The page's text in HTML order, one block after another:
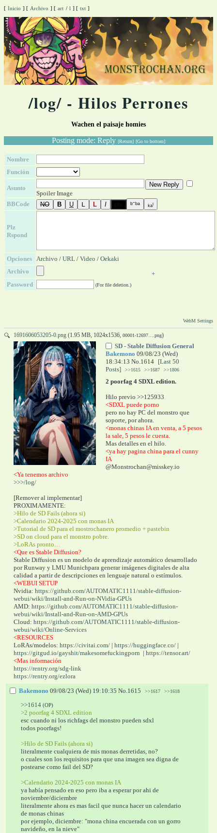
[ Inicio ] [ Archivo ] [ art / l ] [ txt ]
/log/ - Hilos Perrones
Wachen el paisaje homies
Posting mode: Reply [Return] [Go to bottom]
Nombre
Función
Asunto
Spoiler Image
BBCode
Plz
Rspond
Opciones Archivo / URL / Video / Oekaki
Archivo
+
Password
(For file deletion.)
WebM Settings
🔍 1691606053205-0.png (1.95 MB, 1024x1536, 00001-12697….png)
SD - Stable Diffusion General
Bakemono 09/08/23 (Wed)
18:34:13 No. 1614 [Last 50
Posts]
>>1615 >>1687 >>1806
2 poorfag 4 SDXL edition.
Hilo previo >>125933
<SDXL puede porno
pero no hay PC del monstro que
soporte, por ahora.
<monas chinas IA en venta, a 5 pesos
la sale, 5 pesos le cuesta.
Mas detalles en el hilo.
<ya hay pagina china para el cunny
IA
@Monstrochan@misskey.io
<Ya tenemos archivo
>>>/log/
[Remover al implementar]
PROXIMAMENTE:
>Hilo de SD Fails (ahora si)
>Calendario 2024-2025 con monas IA
>Tutorial de SD para el mostrochanero promedio + pastebin
>SD on cloud para el monstro pobre.
>LoRAs pronto…
<Que es Stable Diffusion?
Stable Diffusion es un modelo de aprendizaje automático desarrollado
por Runway y LMU Munich​para generar imágenes digitales de alta
calidad a partir de descripciones en lenguaje natural o estímulos.
<WEBUI SETUP
Nvidia: https://github.com/AUTOMATIC1111/stable-diffusion-
webui/wiki/Install-and-Run-on-NVidia-GPUs
AMD: https://github.com/AUTOMATIC1111/stable-diffusion-
webui/wiki/Install-and-Run-on-AMD-GPUs
Cloud: https://github.com/AUTOMATIC1111/stable-diffusion-
webui/wiki/Online-Services
<RESOURCES
LoRAs/modelos: https://civitai.com/ | https://huggingface.co/
https://gitgud.io/gayshit/makesomefuckingporn
  |
https://tensor.art/
<Mas información
https://rentry.org/sdg-link
https://rentry.org/ezlora
Bakemono 09/08/23 (Wed) 19:10:35 No. 1615 >>1617 >>1618
>>1614 (OP)
>2 poorfag 4 SDXL edition
esc cuando ni los richfags del monstro pueden sdxl
todos poorfags!
>Hilo de SD Fails (ahora si)
literalmente cualquiera de mis monas derretidas, no?
o cuales son los requisitos para que una imagen sea digna de
postearse como fail del SD?
>Calendario 2024-2025 con monas IA
ya había pensado en eso pero iba a esperar por ahi de
noviembre/diciembre
literalmente ahora es mas facil que nunca hacer un calendario
de monas chinas
por ejemplo, diciembre: "mona china encuerada con un gorro
navideño, en la nieve"